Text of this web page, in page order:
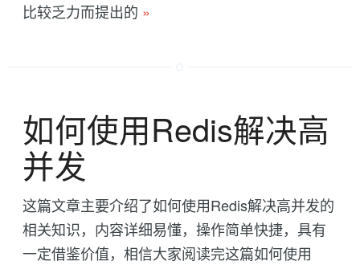
比较乏力而提出的 »
如何使用Redis解决高
并发
这篇文章主要介绍了如何使用Redis解决高并发的
相关知识，内容详细易懂，操作简单快捷，具有
一定借鉴价值，相信大家阅读完这篇如何使用